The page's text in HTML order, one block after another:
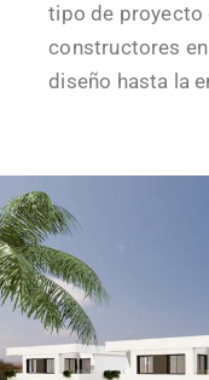
tipo de proyecto
constructores en
diseño hasta la